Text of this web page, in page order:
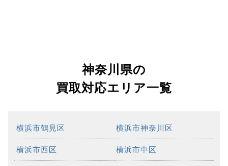
神奈川県の
買取対応エリア一覧
横浜市鶴見区 横浜市神奈川区
横浜市西区 横浜市中区